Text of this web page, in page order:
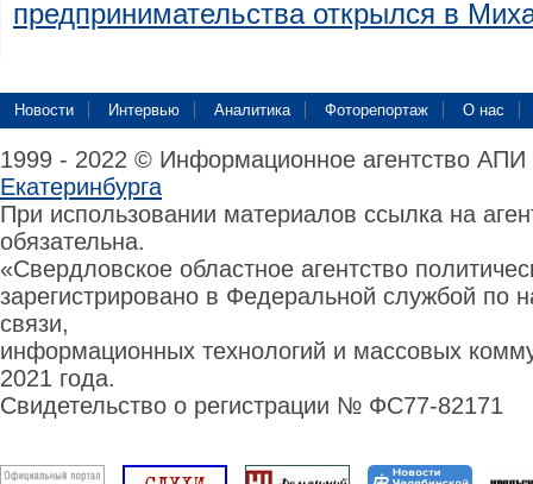
предпринимательства открылся в
Новости Интервью Аналитика Фоторепортаж О нас
1999 - 2022 © Информационное агентство
Екатеринбурга
При использовании материалов ссылка на
обязательна.
«Свердловское областное агентство
зарегистрировано в Федеральной службой по
связи,
информационных технологий и массовых
2021 года.
Свидетельство о регистрации № ФС77-82171